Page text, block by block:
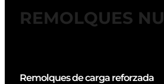
REMOLQUES
Remolques de carga reforzada